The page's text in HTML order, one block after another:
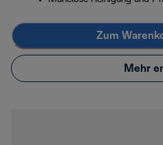
Zum
Mehr